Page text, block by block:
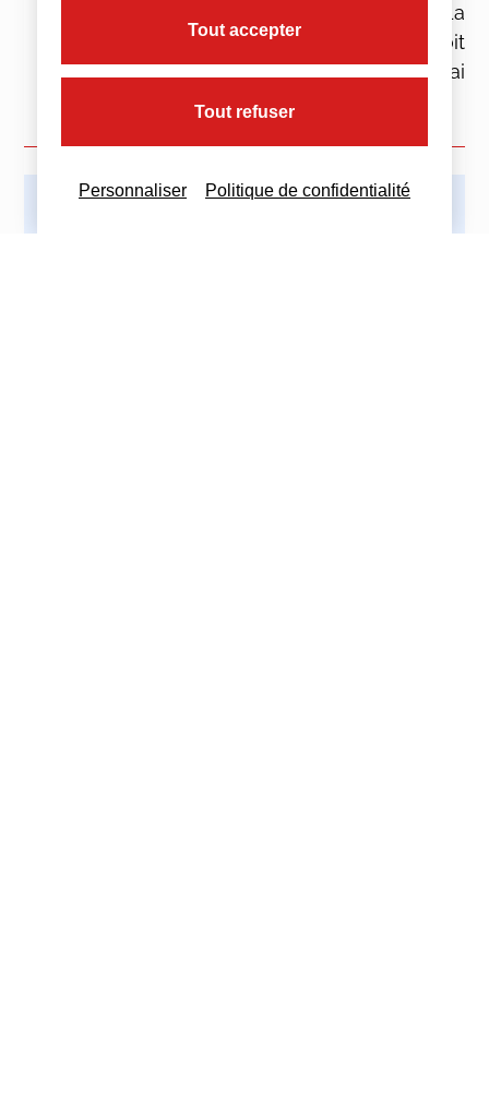
exercices 2015, 2016, 2017, 2018 et 2019). La
demande de remboursement anticipée doit
alors être effectuée au plus tard le 19 mai
Tout accepter
Tout refuser
Personnaliser Politique de confidentialité